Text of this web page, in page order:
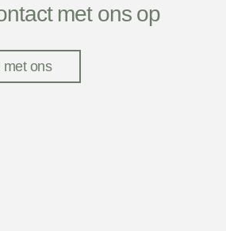
met ons op
met ons